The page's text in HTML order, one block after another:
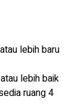
lebih baru
lebih baik
ruang 4